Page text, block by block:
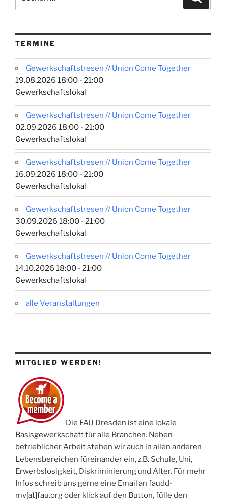
Solidarität
lohnen
nach:
TERMINE
Gewerkschaftstresen // Union Come Together
19.08.2026 18:00 - 21:00
Gewerkschaftslokal
Gewerkschaftstresen // Union Come Together
02.09.2026 18:00 - 21:00
Gewerkschaftslokal
Gewerkschaftstresen // Union Come Together
16.09.2026 18:00 - 21:00
Gewerkschaftslokal
Gewerkschaftstresen // Union Come Together
30.09.2026 18:00 - 21:00
Gewerkschaftslokal
Gewerkschaftstresen // Union Come Together
14.10.2026 18:00 - 21:00
Gewerkschaftslokal
alle Veranstaltungen
MITGLIED WERDEN!
Die FAU Dresden ist eine lokale
Basisgewerkschaft für alle Branchen. Neben
betrieblicher Arbeit stehen wir auch in allen anderen
Lebensbereichen füreinander ein, z.B. Schule, Uni,
Erwerbslosigkeit, Diskriminierung und Alter. Für mehr
Infos schreib uns gerne eine Email an faudd-
mv[at]fau.org oder klick auf den Button, fülle den